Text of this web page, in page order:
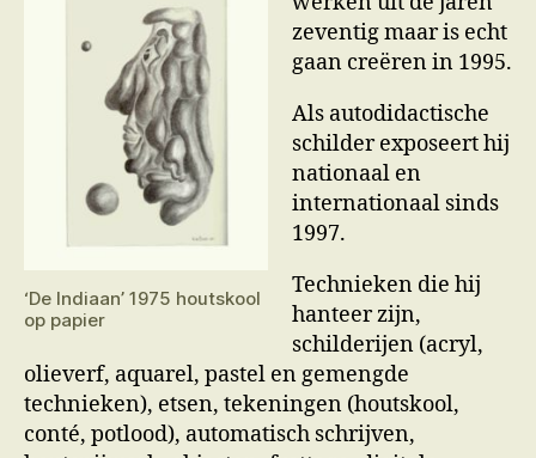
‘De Indiaan’ 1975 houtskool
op papier
zeventig maar is echt
gaan creëren in 1995.
Als autodidactische
schilder exposeert hij
nationaal en
internationaal sinds
1997.
Technieken die hij
hanteer zijn,
schilderijen (acryl,
olieverf, aquarel, pastel en gemengde
technieken), etsen, tekeningen (houtskool,
conté, potlood), automatisch schrijven,